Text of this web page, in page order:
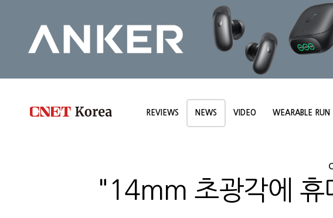
REVIEWS NEWS VIDEO WEARABLE RUN
"14mm 초광각에 휴